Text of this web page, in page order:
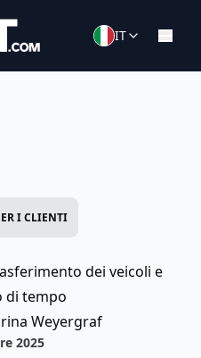
IT
I CLIENTI
dei veicoli e
di tempo
Weyergraf
2025